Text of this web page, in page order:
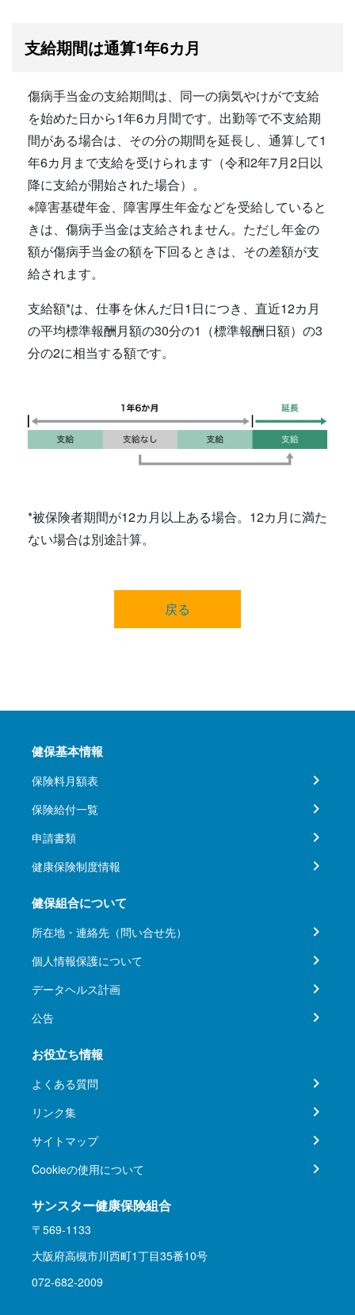
支給期間は通算1年6カ月
傷病手当金の支給期間は、同一の病気やけがで支給
を始めた日から1年6カ月間です。出勤等で不支給期
間がある場合は、その分の期間を延長し、通算して1
年6カ月まで支給を受けられます（令和2年7月2日以
降に支給が開始された場合）。
※障害基礎年金、障害厚生年金などを受給していると
きは、傷病手当金は支給されません。ただし年金の
額が傷病手当金の額を下回るときは、その差額が支
給されます。
支給額*は、仕事を休んだ日1日につき、直近12カ月
の平均標準報酬月額の30分の1（標準報酬日額）の3
分の2に相当する額です。
*被保険者期間が12カ月以上ある場合。12カ月に満た
ない場合は別途計算。
戻る
健保基本情報
保険料月額表
保険給付一覧
申請書類
健康保険制度情報
健保組合について
所在地・連絡先（問い合せ先）
個人情報保護について
データヘルス計画
公告
お役立ち情報
よくある質問
リンク集
サイトマップ
Cookieの使用について
サンスター健康保険組合
〒569-1133
大阪府高槻市川西町1丁目35番10号
072-682-2009